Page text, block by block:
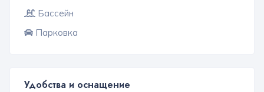
Бассейн
Парковка
Удобства и оснащение